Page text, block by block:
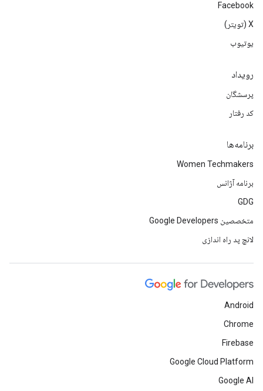
Facebook
X (تویتر)
یوتیوب
رویداد
پرسشگان
کد رفتار
برنامه‌ها
Women Techmakers
برنامه آژانس
GDG
متخصصین Google Developers
لانچ پد راه اندازی
Android
Chrome
Firebase
Google Cloud Platform
Google AI